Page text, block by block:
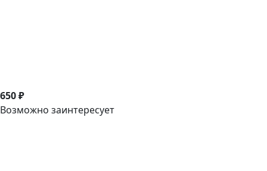
650 ₽
Возможно заинтересует